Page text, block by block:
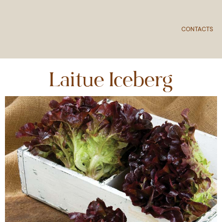
CONTACTS
Laitue Iceberg